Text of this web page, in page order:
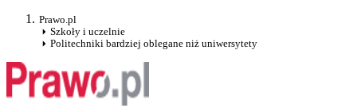
Prawo.pl
Szkoły i uczelnie
Politechniki bardziej oblegane niż uniwersytety